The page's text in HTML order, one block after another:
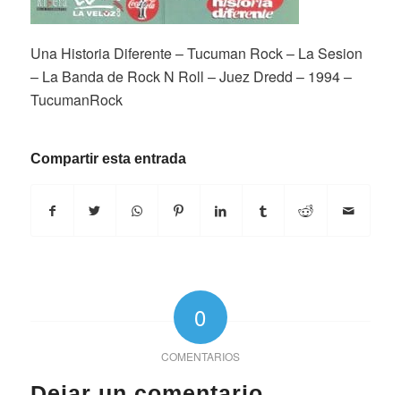
Una Historia Diferente – Tucuman Rock – La Sesion
– La Banda de Rock N Roll – Juez Dredd – 1994 –
TucumanRock
Compartir esta entrada
0
COMENTARIOS